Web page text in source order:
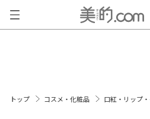
トップ コスメ・化粧品 口紅・リップ